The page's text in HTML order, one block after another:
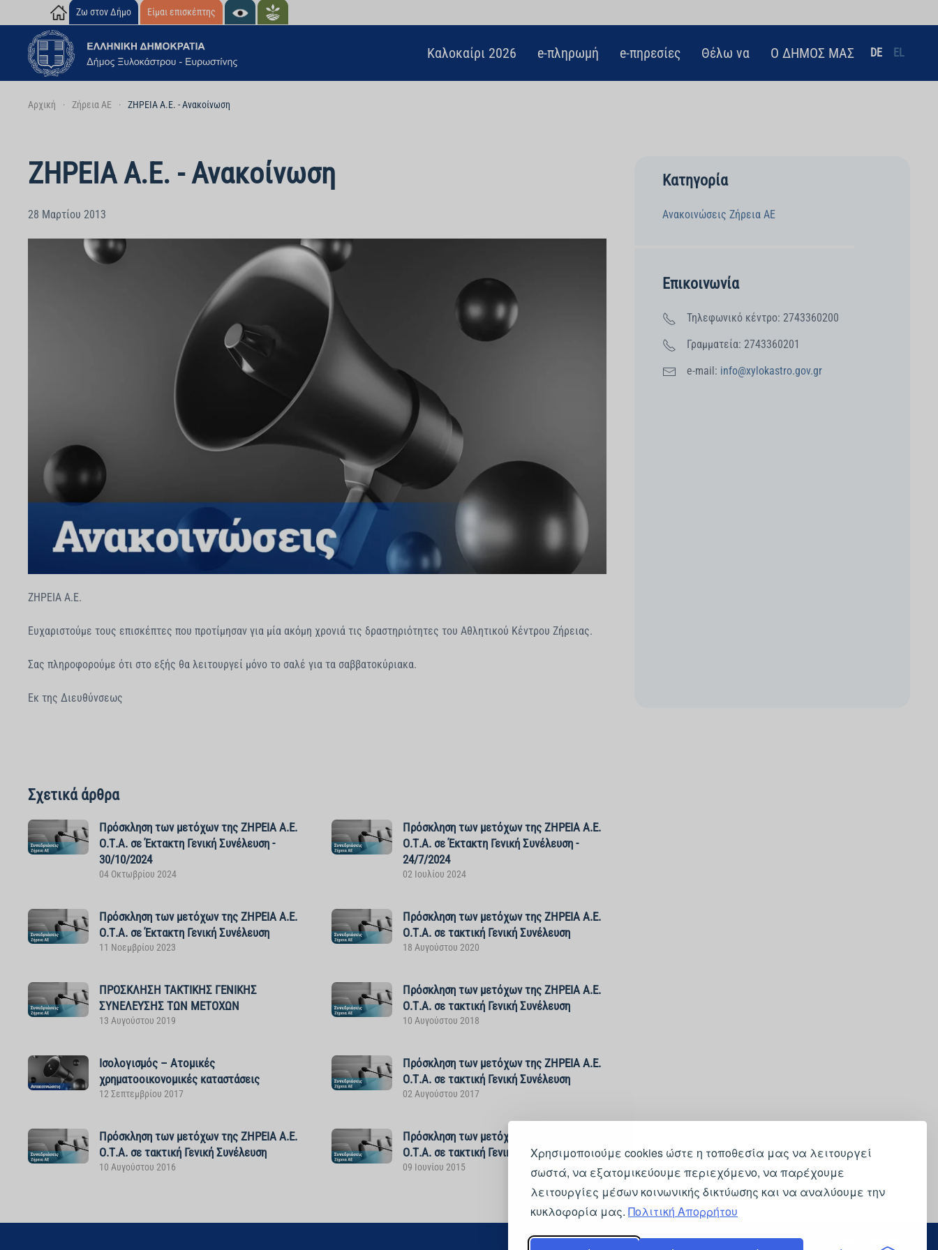
Χρησιμοποιούμε cookies ώστε η τοποθεσία μας να λειτουργεί
σωστά, να εξατομικεύουμε περιεχόμενο, να παρέχουμε
λειτουργίες μέσων κοινωνικής δικτύωσης και να αναλύουμε την
κυκλοφορία μας. Πολιτική Απορρήτου
Skip to main content
Ζω στον Δήμο Είμαι επισκέπτης
Καλοκαίρι 2026 e-πληρωμή e-πηρεσίες Θέλω να Ο ΔΗΜΟΣ ΜΑΣ DE EL
Αρχική Ζήρεια ΑΕ ΖΗΡΕΙΑ Α.Ε. - Ανακοίνωση
ΖΗΡΕΙΑ Α.Ε. - Ανακοίνωση
28 Μαρτίου 2013
ΖΗΡΕΙΑ Α.Ε.
Ευχαριστούμε τους επισκέπτες που προτίμησαν για μία ακόμη χρονιά τις δραστηριότητες του Αθλητικού Κέντρου Ζήρειας.
Σας πληροφορούμε ότι στο εξής θα λειτουργεί μόνο το σαλέ για τα σαββατοκύριακα.
Εκ της Διευθύνσεως
Κατηγορία
Ανακοινώσεις Ζήρεια ΑΕ
Επικοινωνία
Τηλεφωνικό κέντρο: 2743360200
Γραμματεία: 2743360201
e-mail: info@xylokastro.gov.gr
Σχετικά άρθρα
Πρόσκληση των μετόχων της ΖΗΡΕΙΑ Α.Ε.
Ο.Τ.Α. σε Έκτακτη Γενική Συνέλευση -
30/10/2024
04 Οκτωβρίου 2024
Πρόσκληση των μετόχων της ΖΗΡΕΙΑ Α.Ε.
Ο.Τ.Α. σε Έκτακτη Γενική Συνέλευση -
24/7/2024
02 Ιουλίου 2024
Πρόσκληση των μετόχων της ΖΗΡΕΙΑ Α.Ε.
Ο.Τ.Α. σε Έκτακτη Γενική Συνέλευση
11 Νοεμβρίου 2023
Πρόσκληση των μετόχων της ΖΗΡΕΙΑ Α.Ε.
Ο.Τ.Α. σε τακτική Γενική Συνέλευση
18 Αυγούστου 2020
ΠΡΟΣΚΛΗΣΗ ΤΑΚΤΙΚΗΣ ΓΕΝΙΚΗΣ
ΣΥΝΕΛΕΥΣΗΣ ΤΩΝ ΜΕΤΟΧΩΝ
13 Αυγούστου 2019
Πρόσκληση των μετόχων της ΖΗΡΕΙΑ Α.Ε.
Ο.Τ.Α. σε τακτική Γενική Συνέλευση
10 Αυγούστου 2018
Ισολογισμός – Ατομικές
χρηματοοικονομικές καταστάσεις
12 Σεπτεμβρίου 2017
Πρόσκληση των μετόχων της ΖΗΡΕΙΑ Α.Ε.
Ο.Τ.Α. σε τακτική Γενική Συνέλευση
02 Αυγούστου 2017
Πρόσκληση των μετόχων της ΖΗΡΕΙΑ Α.Ε.
Ο.Τ.Α. σε τακτική Γενική Συνέλευση
10 Αυγούστου 2016
Πρόσκληση των μετόχων της ΖΗΡΕΙΑ Α.Ε.
Ο.Τ.Α. σε τακτική Γενική Συνέλευση
09 Ιουνίου 2015